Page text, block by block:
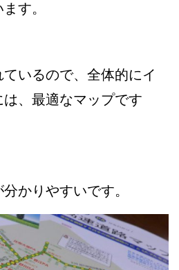
す。
いるので、全体的にイ
、最適なマップです
かりやすいです。